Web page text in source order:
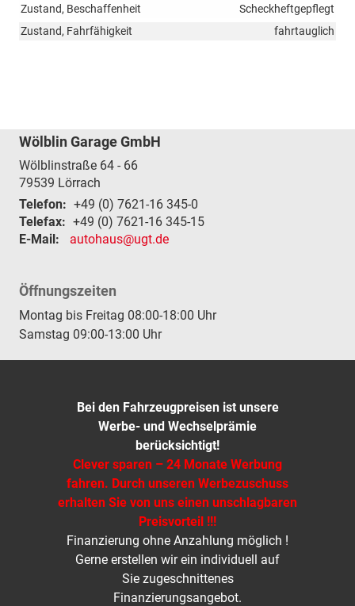
Zustand, Beschaffenheit
Scheckheftgepflegt
Zustand, Fahrfähigkeit
fahrtauglich
Wölblin Garage GmbH
Wölblinstraße 64 - 66
79539 Lörrach
Telefon: +49 (0) 7621-16 345-0
Telefax: +49 (0) 7621-16 345-15
E-Mail:
autohaus@ugt.de
Öffnungszeiten
Montag bis Freitag 08:00-18:00 Uhr
Samstag 09:00-13:00 Uhr
Bei den Fahrzeugpreisen ist unsere
Werbe- und Wechselprämie
berücksichtigt!
Clever sparen – 24 Monate Werbung
fahren. Durch unseren Werbezuschuss
erhalten Sie von uns einen unschlagbaren
Preisvorteil !!!
Finanzierung ohne Anzahlung möglich !
Gerne erstellen wir ein individuell auf
Sie zugeschnittenes
Finanzierungsangebot.